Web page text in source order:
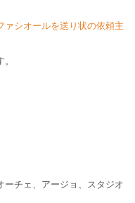
シオールを送り状の依頼主
チェ、アージョ、スタジオ